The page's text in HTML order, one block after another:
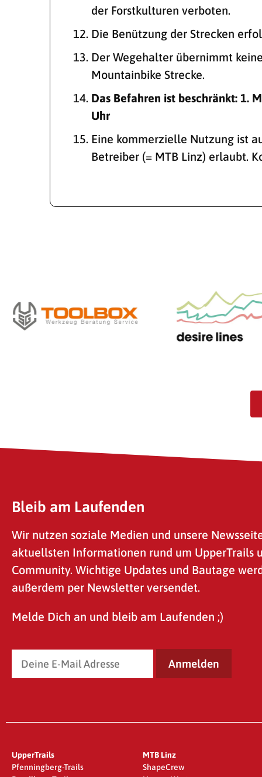
der Forstkulturen verboten.
Die Benützung der Strecken
Der Wegehalter übernimmt
Mountainbike Strecke.
Das Befahren ist beschränkt: 1.
Uhr
Eine kommerzielle Nutzung ist
Betreiber (= MTB Linz) erlaubt.
Bleib am Laufenden
Wir nutzen soziale Medien und unsere
aktuellsten Informationen rund um UpperTrails
Community. Wichtige Updates und Bautage
außerdem per Newsletter versendet.
Melde Dich an und bleib am Laufenden ;)
UpperTrails
Pfenningberg-Trails
MTB Linz
ShapeCrew